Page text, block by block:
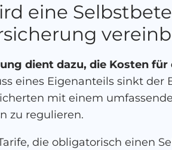
eine
dient dazu, die Kosten
eines Eigenanteils sinkt
mit einem
zu regulieren.
die obligatorisch einen